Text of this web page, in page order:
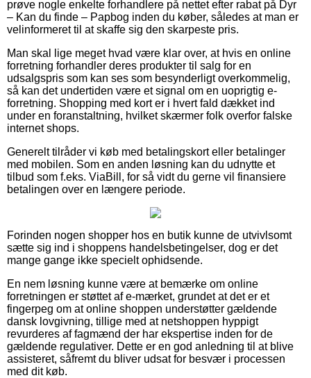
prøve nogle enkelte forhandlere på nettet efter rabat på Dyr
– Kan du finde – Papbog inden du køber, således at man er
velinformeret til at skaffe sig den skarpeste pris.
Man skal lige meget hvad være klar over, at hvis en online
forretning forhandler deres produkter til salg for en
udsalgspris som kan ses som besynderligt overkommelig,
så kan det undertiden være et signal om en uoprigtig e-
forretning. Shopping med kort er i hvert fald dækket ind
under en foranstaltning, hvilket skærmer folk overfor falske
internet shops.
Generelt tilråder vi køb med betalingskort eller betalinger
med mobilen. Som en anden løsning kan du udnytte et
tilbud som f.eks. ViaBill, for så vidt du gerne vil finansiere
betalingen over en længere periode.
Forinden nogen shopper hos en butik kunne de utvivlsomt
sætte sig ind i shoppens handelsbetingelser, dog er det
mange gange ikke specielt ophidsende.
En nem løsning kunne være at bemærke om online
forretningen er støttet af e-mærket, grundet at det er et
fingerpeg om at online shoppen understøtter gældende
dansk lovgivning, tillige med at netshoppen hyppigt
revurderes af fagmænd der har ekspertise inden for de
gældende regulativer. Dette er en god anledning til at blive
assisteret, såfremt du bliver udsat for besvær i processen
med dit køb.